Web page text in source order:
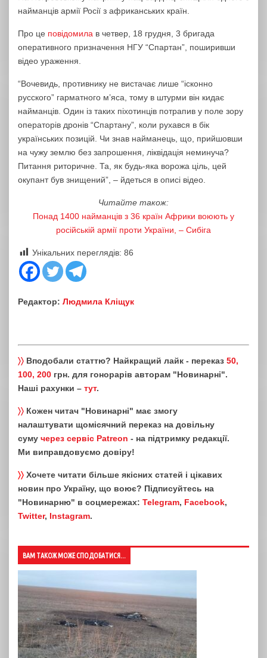
найманців армії Росії з африканських країн.
Про це повідомила в четвер, 18 грудня, 3 бригада
оперативного призначення НГУ “Спартан”, поширивши
відео ураження.
“Вочевидь, противнику не вистачає лише “ісконно
русского” гарматного м’яса, тому в штурми він кидає
найманців. Один із таких піхотинців потрапив у поле зору
операторів дронів “Спартану”, коли рухався в бік
українських позицій. Чи знав найманець, що, прийшовши
на чужу землю без запрошення, ліквідація неминуча?
Питання риторичне. Та, як будь-яка ворожа ціль, цей
окупант був знищений”, – йдеться в описі відео.
Читайте також:
Понад 1400 найманців з 36 країн Африки воюють у
російській армії проти України, – Сибіга
Унікальних переглядів: 86
Редактор: Людмила Кліщук
〉〉 Вподобали статтю? Найкращий лайк - переказ 50,
100, 200 грн. для гонорарів авторам "Новинарні".
Наші рахунки – тут.
〉〉 Кожен читач "Новинарні" має змогу
налаштувати щомісячний переказ на довільну
суму через сервіс Patreon - на підтримку редакції.
Ми виправдовуємо довіру!
〉〉 Хочете читати більше якісних статей і цікавих
новин про Україну, що воює? Підписуйтесь на
"Новинарню" в соцмережах: Telegram, Facebook,
Twitter, Instagram.
ВАМ ТАКОЖ МОЖЕ СПОДОБАТИСЯ...